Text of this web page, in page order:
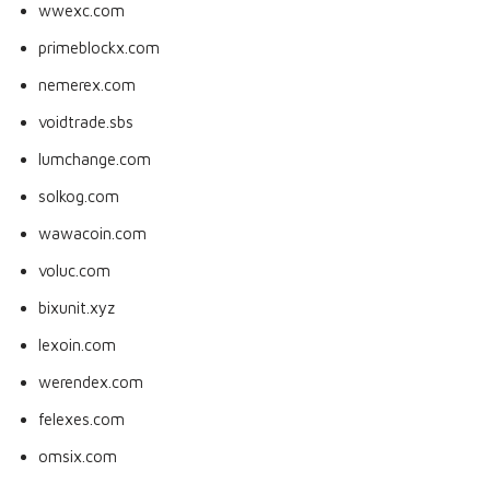
wwexc.com
primeblockx.com
nemerex.com
voidtrade.sbs
lumchange.com
solkog.com
wawacoin.com
voluc.com
bixunit.xyz
lexoin.com
werendex.com
felexes.com
omsix.com